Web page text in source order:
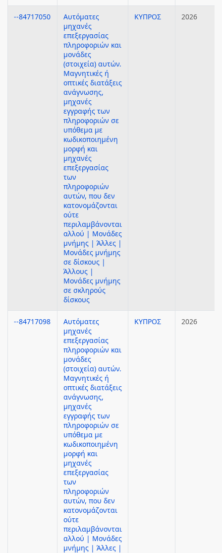
--84717050
Αυτόματες
μηχανές
επεξεργασίας
πληροφοριών και
μονάδες
(στοιχεία) αυτών.
Μαγνητικές ή
οπτικές διατάξεις
ανάγνωσης,
μηχανές
εγγραφής των
πληροφοριών σε
υπόθεμα με
κωδικοποιημένη
μορφή και
μηχανές
επεξεργασίας
των
πληροφοριών
αυτών, που δεν
κατονομάζονται
ούτε
περιλαμβάνονται
αλλού | Μονάδες
μνήμης | Άλλες |
Μονάδες μνήμης
σε δίσκους |
Άλλους |
Μονάδες μνήμης
σε σκληρούς
δίσκους
ΚΥΠΡΟΣ 2026
--84717098
Αυτόματες
μηχανές
επεξεργασίας
πληροφοριών και
μονάδες
(στοιχεία) αυτών.
Μαγνητικές ή
οπτικές διατάξεις
ανάγνωσης,
μηχανές
εγγραφής των
πληροφοριών σε
υπόθεμα με
κωδικοποιημένη
μορφή και
μηχανές
επεξεργασίας
των
πληροφοριών
αυτών, που δεν
κατονομάζονται
ούτε
περιλαμβάνονται
αλλού | Μονάδες
μνήμης | Άλλες |
ΚΥΠΡΟΣ 2026